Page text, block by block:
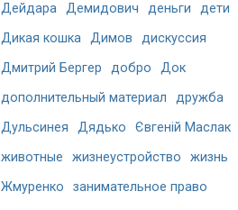
Дейдара Демидович деньги
дети
Дикая кошка Димов
дискуссия
Дмитрий Бергер
добро
Док
дополнительный материал
дружба
Дульсинея
Дядько
Євгеній Маслак
животные
жизнеустройство
жизнь
Жмуренко
занимательное право